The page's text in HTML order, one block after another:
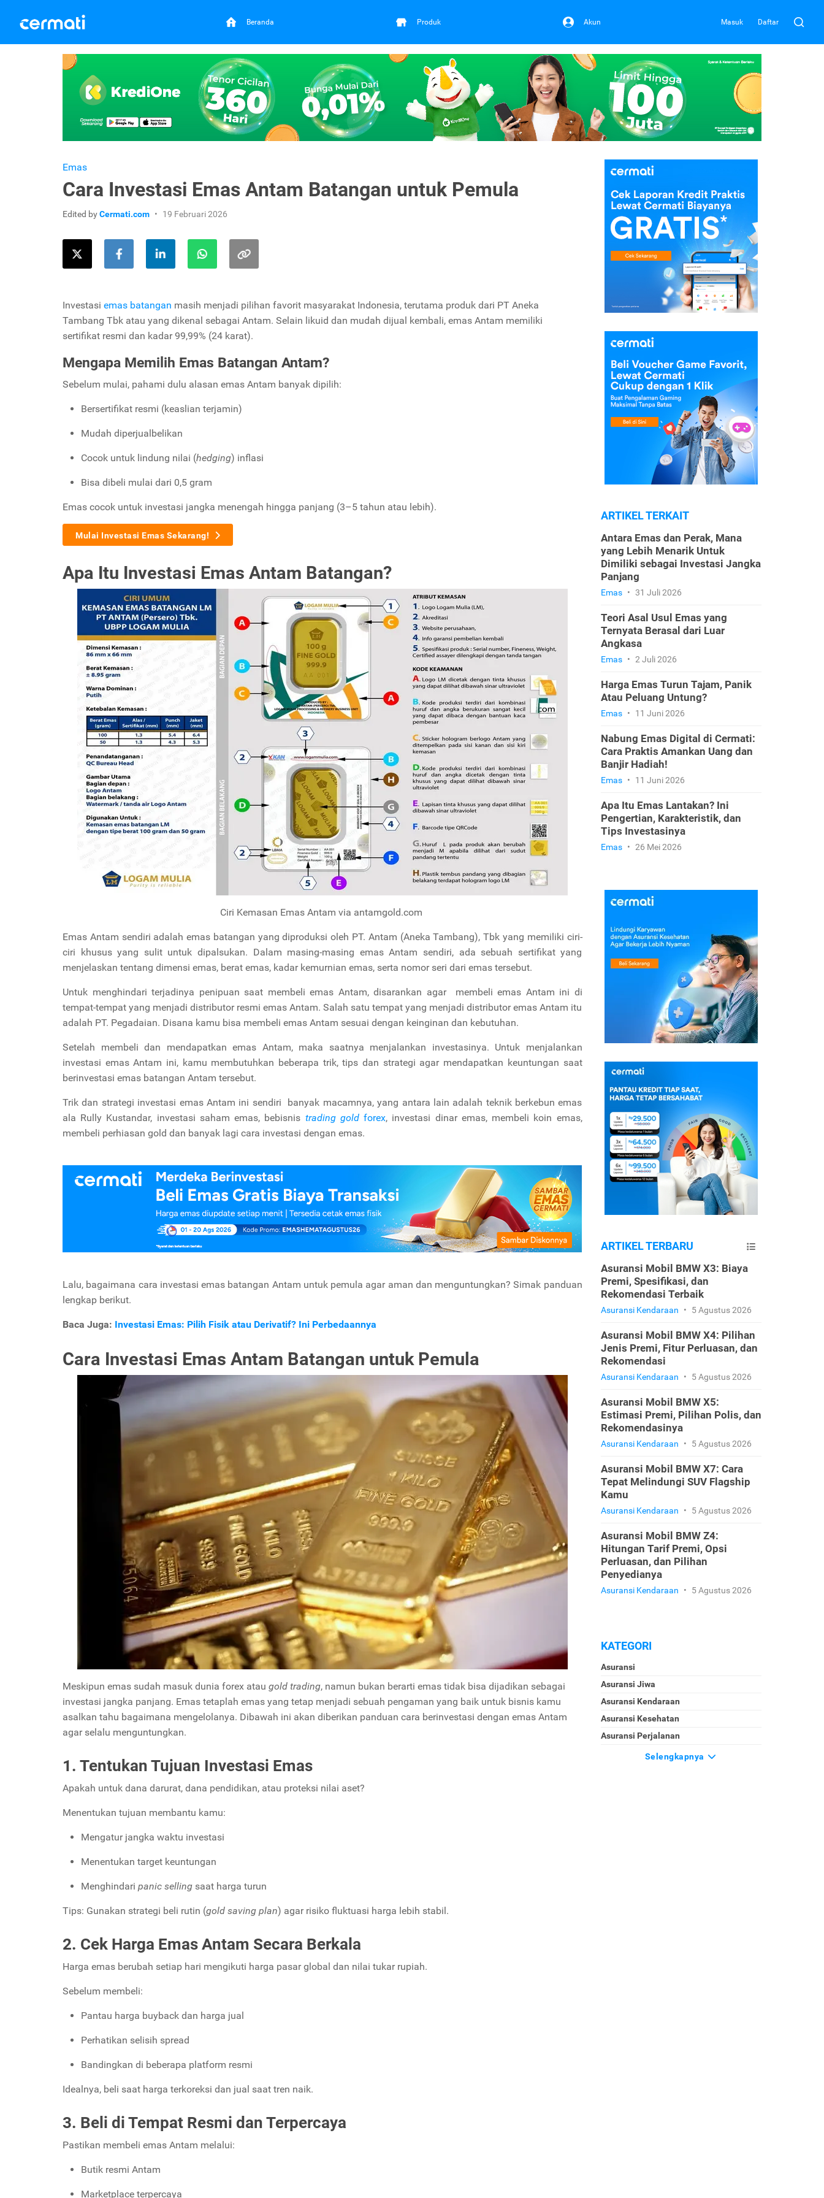
Beranda Produk Akun Masuk Daftar
Emas
Cara Investasi Emas Antam Batangan untuk Pemula
Edited byCermati.com 19 Februari 2026
Investasi emas batangan masih menjadi pilihan favorit masyarakat Indonesia, terutama produk dari PT Aneka
Tambang Tbk atau yang dikenal sebagai Antam. Selain likuid dan mudah dijual kembali, emas Antam memiliki
sertifikat resmi dan kadar 99,99% (24 karat).
Mengapa Memilih Emas Batangan Antam?
Sebelum mulai, pahami dulu alasan emas Antam banyak dipilih:
Bersertifikat resmi (keaslian terjamin)
Mudah diperjualbelikan
Cocok untuk lindung nilai (hedging) inflasi
Bisa dibeli mulai dari 0,5 gram
Emas cocok untuk investasi jangka menengah hingga panjang (3–5 tahun atau lebih).
Mulai Investasi Emas Sekarang!
Apa Itu Investasi Emas Antam Batangan?
Ciri Kemasan Emas Antam via antamgold.com
Emas Antam sendiri adalah emas batangan yang diproduksi oleh PT. Antam (Aneka Tambang), Tbk yang memiliki ciri-
ciri khusus yang sulit untuk dipalsukan. Dalam masing-masing emas Antam sendiri, ada sebuah sertifikat yang
menjelaskan tentang dimensi emas, berat emas, kadar kemurnian emas, serta nomor seri dari emas tersebut.
Untuk menghindari terjadinya penipuan saat membeli emas Antam, disarankan agar membeli emas Antam ini di
tempat-tempat yang menjadi distributor resmi emas Antam. Salah satu tempat yang menjadi distributor emas Antam itu
adalah PT. Pegadaian. Disana kamu bisa membeli emas Antam sesuai dengan keinginan dan kebutuhan.
Setelah membeli dan mendapatkan emas Antam, maka saatnya menjalankan investasinya. Untuk menjalankan
investasi emas Antam ini, kamu membutuhkan beberapa trik, tips dan strategi agar mendapatkan keuntungan saat
berinvestasi emas batangan Antam tersebut.
Trik dan strategi investasi emas Antam ini sendiri banyak macamnya, yang antara lain adalah teknik berkebun emas
ala Rully Kustandar, investasi saham emas, bebisnis trading goldforex, investasi dinar emas, membeli koin emas,
membeli perhiasan gold dan banyak lagi cara investasi dengan emas.
Lalu, bagaimana cara investasi emas batangan Antam untuk pemula agar aman dan menguntungkan? Simak panduan
lengkap berikut.
Baca Juga: Investasi Emas: Pilih Fisik atau Derivatif? Ini Perbedaannya
Cara Investasi Emas Antam Batangan untuk Pemula
Meskipun emas sudah masuk dunia forex atau gold trading, namun bukan berarti emas tidak bisa dijadikan sebagai
investasi jangka panjang. Emas tetaplah emas yang tetap menjadi sebuah pengaman yang baik untuk bisnis kamu
asalkan tahu bagaimana mengelolanya. Dibawah ini akan diberikan panduan cara berinvestasi dengan emas Antam
agar selalu menguntungkan.
1. Tentukan Tujuan Investasi Emas
Apakah untuk dana darurat, dana pendidikan, atau proteksi nilai aset?
Menentukan tujuan membantu kamu:
Mengatur jangka waktu investasi
Menentukan target keuntungan
Menghindari panic selling saat harga turun
Tips: Gunakan strategi beli rutin (gold saving plan) agar risiko fluktuasi harga lebih stabil.
2. Cek Harga Emas Antam Secara Berkala
Harga emas berubah setiap hari mengikuti harga pasar global dan nilai tukar rupiah.
Sebelum membeli:
Pantau harga buyback dan harga jual
Perhatikan selisih spread
Bandingkan di beberapa platform resmi
Idealnya, beli saat harga terkoreksi dan jual saat tren naik.
3. Beli di Tempat Resmi dan Terpercaya
Pastikan membeli emas Antam melalui:
Butik resmi Antam
Marketplace terpercaya
ARTIKEL TERKAIT
Antara Emas dan Perak, Mana
yang Lebih Menarik Untuk
Dimiliki sebagai Investasi Jangka
Panjang
Emas • 31 Juli 2026
Teori Asal Usul Emas yang
Ternyata Berasal dari Luar
Angkasa
Emas • 2 Juli 2026
Harga Emas Turun Tajam, Panik
Atau Peluang Untung?
Emas • 11 Juni 2026
Nabung Emas Digital di Cermati:
Cara Praktis Amankan Uang dan
Banjir Hadiah!
Emas • 11 Juni 2026
Apa Itu Emas Lantakan? Ini
Pengertian, Karakteristik, dan
Tips Investasinya
Emas • 26 Mei 2026
ARTIKEL TERBARU
Asuransi Mobil BMW X3: Biaya
Premi, Spesifikasi, dan
Rekomendasi Terbaik
Asuransi Kendaraan • 5 Agustus 2026
Asuransi Mobil BMW X4: Pilihan
Jenis Premi, Fitur Perluasan, dan
Rekomendasi
Asuransi Kendaraan • 5 Agustus 2026
Asuransi Mobil BMW X5:
Estimasi Premi, Pilihan Polis, dan
Rekomendasinya
Asuransi Kendaraan • 5 Agustus 2026
Asuransi Mobil BMW X7: Cara
Tepat Melindungi SUV Flagship
Kamu
Asuransi Kendaraan • 5 Agustus 2026
Asuransi Mobil BMW Z4:
Hitungan Tarif Premi, Opsi
Perluasan, dan Pilihan
Penyedianya
Asuransi Kendaraan • 5 Agustus 2026
KATEGORI
Asuransi
Asuransi Jiwa
Asuransi Kendaraan
Asuransi Kesehatan
Asuransi Perjalanan
Selengkapnya